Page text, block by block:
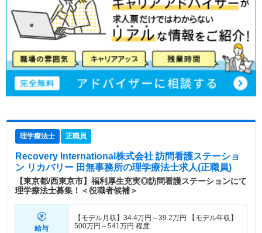
理学療法士 正職員
Recovery International株式会社 訪問看護ステーショ
ン リカバリー 田無事務所の理学療法士求人(正職員)
【東京都/西東京市】福利厚生充実◎訪問看護ステーションにて
理学療法士募集！＜役職者候補＞
給与
【モデル月収】 34.4万円～39.2万円
【モデル年収】
500万円～541万円 程度